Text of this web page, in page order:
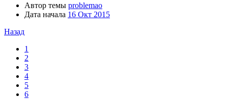
Автор темы problemao
Дата начала 16 Окт 2015
Назад
1
2
3
4
5
6